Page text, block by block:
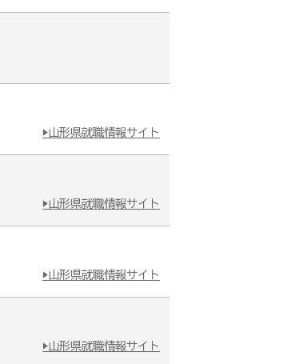
▶山形県就職情報サイト
▶山形県就職情報サイト
▶山形県就職情報サイト
▶山形県就職情報サイト